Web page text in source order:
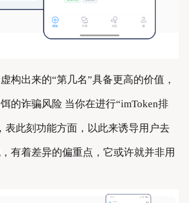
构出来的“第几名”具备更高的价值，
的诈骗风险 当你在进行“imToken排
表此刻功能方面，以此来诱导用户去
有着差异的偏重点，它或许就并非用